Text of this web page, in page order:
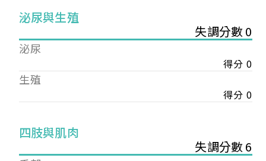
泌尿與生殖
失調分數 0
泌尿
得分 0
生殖
得分 0
四肢與肌肉
失調分數 6
您已成功送出會員申請
您好，您的會員申請，已成功送出，經本協會理事